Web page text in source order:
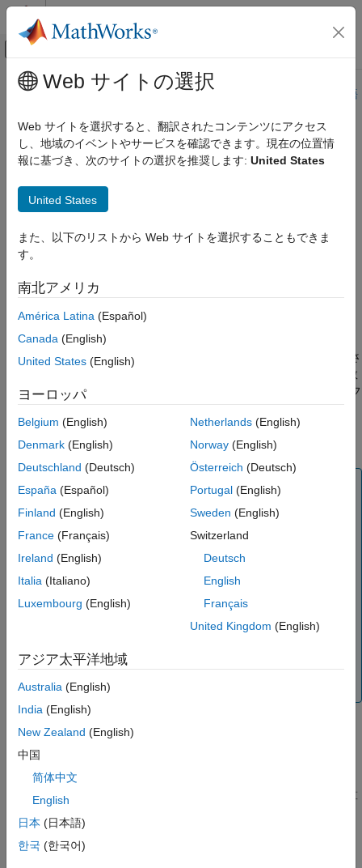
コンテンツへスキップ
オフキャンバス ナビゲーション メ
ドキュメンテーションのホーム
Satellite Communications Toolbox
RF伝搬とチャネルモデル
dopplerShiftCircularOrbit
構文
説明
入力引数
出力引数
詳細
拡張機能
参考
メインコンテンツ
このページは機械翻訳を使用して翻訳されました。最新版の英語
dopplerShiftCircularOrbit
円軌道衛星による地上局でのドップラーシフトを計算する
R2024a 以降
構文
shift = dopplerShiftCircularOrbit(el,hs,hg,freq)
shift = dopplerShiftCircularOrbit(el,hs,hg,freq,time)
shift= dopplerShiftCircularOrbit(
は、指定さ
、および衛星搬送周波数
freqで、円軌道を周回する衛星による地上局でのドップラーシフ
トをヘルツ単位で計算します。
詳細については、 ドップラーシフトの計算を参照してください。
メモ
dopplerShiftCircularOrbit
は以下を前提としています:
地球は球体であり、地上局は静止しており、地球は自
衛星から地上局へのアクセスまたはリンクは常時可能
です。
の第 2 象限にある初期入力仰角el
からスタートしま
す。
shift= dopplerShiftCircularOrbit(
円軌道を周回する衛星による地上局でのドップラーシフトを計算
詳細については、
Web サイトの選択
Web サイトを選択すると、翻訳されたコンテンツにアクセス
し、地域のイベントやサービスを確認できます。現在の位置情
報に基づき、次のサイトの選択を推奨します: United States
United States
また、以下のリストから Web サイトを選択することもできま
す。
南北アメリカ
América Latina (Español)
Canada (English)
United States (English)
ヨーロッパ
Belgium (English)
Denmark (English)
Deutschland (Deutsch)
España (Español)
Finland (English)
France (Français)
Ireland (English)
Italia (Italiano)
Luxembourg (English)
Netherlands(English)
Norway(English)
Österreich (Deutsch)
Portugal(English)
Sweden (English)
Switzerland
Deutsch
English
Français
United Kingdom (English)
アジア太平洋地域
Australia (English)
India (English)
New Zealand (English)
中国
简体中文
English
日本 (日本語)
한국 (한국어)